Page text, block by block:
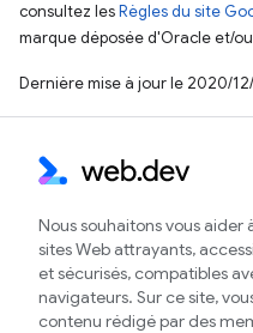
consultez lesRègles du site
marque déposée d'Oracle et/
Dernière mise à jour le 2020/12/
Nous souhaitons vous aider
sites Web attrayants,
et sécurisés, compatibles
navigateurs. Sur ce site,
contenu rédigé par des